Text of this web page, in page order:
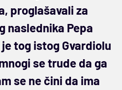
proglašavali za
naslednika Pepa
tog istog Gvardiolu
se trude da ga
se ne čini da ima